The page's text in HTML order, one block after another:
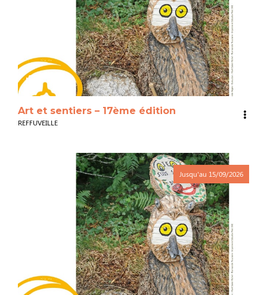
Art et sentiers – 17ème édition
REFFUVEILLE
Jusqu'au 15/09/2026